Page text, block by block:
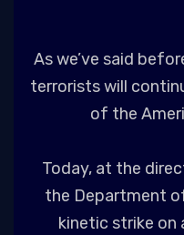
As we’ve said
terrorists will
of the
Today, at the
the Department
kinetic strike on